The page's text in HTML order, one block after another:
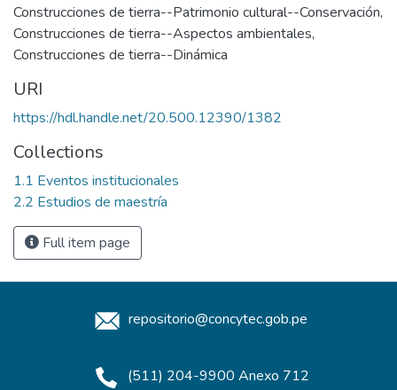
Construcciones de tierra--Patrimonio cultural--Conservación,
Construcciones de tierra--Aspectos ambientales,
Construcciones de tierra--Dinámica
URI
https://hdl.handle.net/20.500.12390/1382
Collections
1.1 Eventos institucionales
2.2 Estudios de maestría
Full item page
repositorio@concytec.gob.pe
(511) 204-9900 Anexo 712